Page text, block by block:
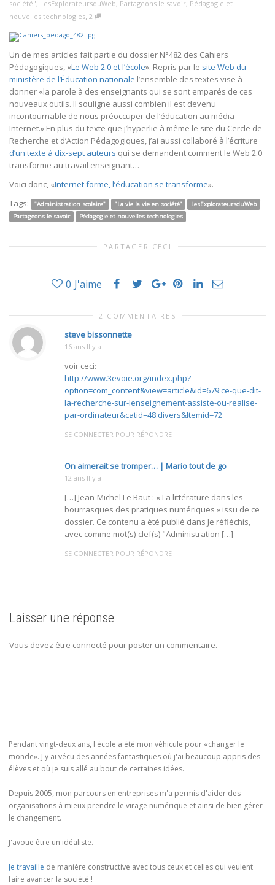
société", LesExplorateursduWeb, Partageons le savoir, Pédagogie et
nouvelles technologies, 2
Un de mes articles fait partie du dossier N°482 des Cahiers
Pédagogiques, «Le Web 2.0 et l’école». Repris par le site Web du
ministère de l’Éducation nationale l’ensemble des textes vise à
donner «la parole à des enseignants qui se sont emparés de ces
nouveaux outils. Il souligne aussi combien il est devenu
incontournable de nous préoccuper de l’éducation au média
Internet.» En plus du texte que j’hyperlie à même le site du Cercle de
Recherche et d’Action Pédagogiques, j’ai aussi collaboré à l’écriture
d’un texte à dix-sept auteurs qui se demandent comment le Web 2.0
transforme au travail enseignant…
Voici donc, «Internet forme, l’éducation se transforme».
Tags:
"Administration scolaire" "La vie la vie en société"
LesExplorateursduWeb
Partageons le savoir
Pédagogie et nouvelles technologies
PARTAGER CECI
0 J'aime
2 COMMENTAIRES
steve bissonnette
16 ans Il y a
voir ceci:
http://www.3evoie.org/index.php?
option=com_content&view=article&id=679:ce-que-dit-
la-recherche-sur-lenseignement-assiste-ou-realise-
par-ordinateur&catid=48:divers&Itemid=72
SE CONNECTER POUR RÉPONDRE
On aimerait se tromper… | Mario tout de go
12 ans Il y a
[…] Jean-Michel Le Baut : « La littérature dans les
bourrasques des pratiques numériques » issu de ce
dossier. Ce contenu a été publié dans Je réfléchis,
avec comme mot(s)-clef(s) "Administration […]
SE CONNECTER POUR RÉPONDRE
Laisser une réponse
Vous devez être connecté pour poster un commentaire.
Pendant vingt-deux ans, l'école a été mon véhicule pour «changer le
monde». J'y ai vécu des années fantastiques où j'ai beaucoup appris des
élèves et où je suis allé au bout de certaines idées.
Depuis 2005, mon parcours en entreprises m'a permis d'aider des
organisations à mieux prendre le virage numérique et ainsi de bien gérer
le changement.
J'avoue être un idéaliste.
Je travaille de manière constructive avec tous ceux et celles qui veulent
faire avancer la société !